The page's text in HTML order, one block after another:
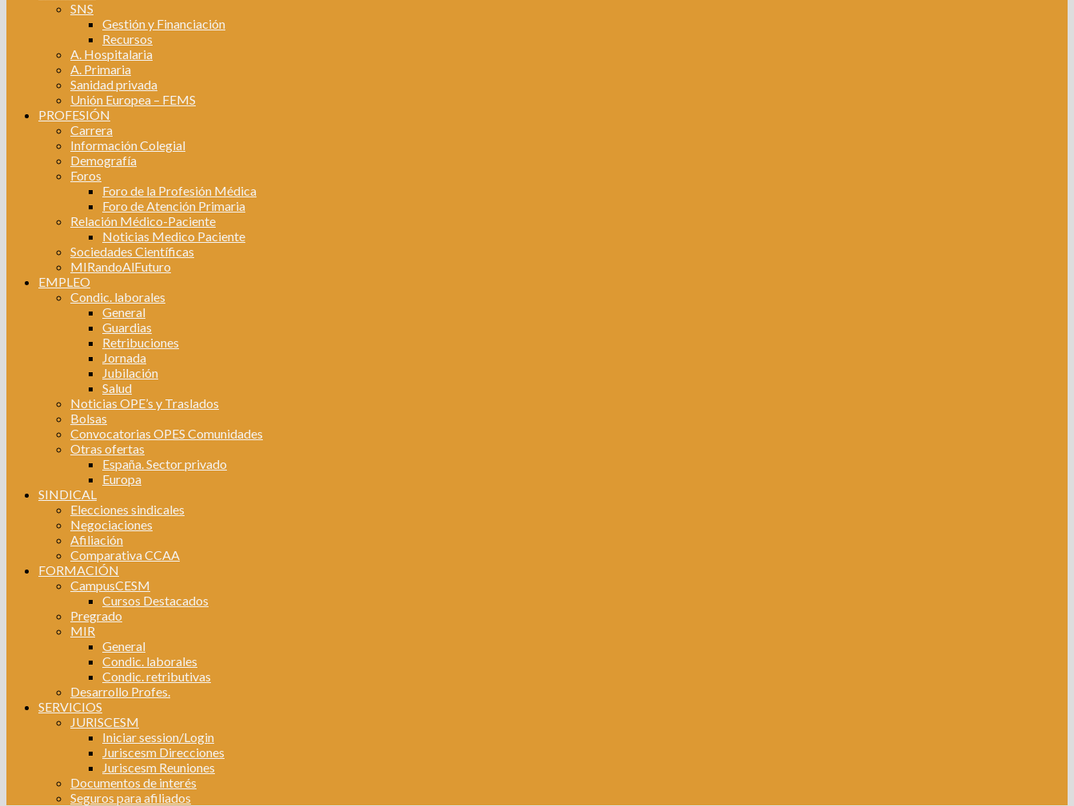
SNS
Gestión y Financiación
Recursos
A. Hospitalaria
A. Primaria
Sanidad privada
Unión Europea – FEMS
PROFESIÓN
Carrera
Información Colegial
Demografía
Foros
Foro de la Profesión Médica
Foro de Atención Primaria
Relación Médico-Paciente
Noticias Medico Paciente
Sociedades Científicas
MIRandoAlFuturo
EMPLEO
Condic. laborales
General
Guardias
Retribuciones
Jornada
Jubilación
Salud
Noticias OPE’s y Traslados
Bolsas
Convocatorias OPES Comunidades
Otras ofertas
España. Sector privado
Europa
SINDICAL
Elecciones sindicales
Negociaciones
Afiliación
Comparativa CCAA
FORMACIÓN
CampusCESM
Cursos Destacados
Pregrado
MIR
General
Condic. laborales
Condic. retributivas
Desarrollo Profes.
SERVICIOS
JURISCESM
Iniciar session/Login
Juriscesm Direcciones
Juriscesm Reuniones
Documentos de interés
Seguros para afiliados